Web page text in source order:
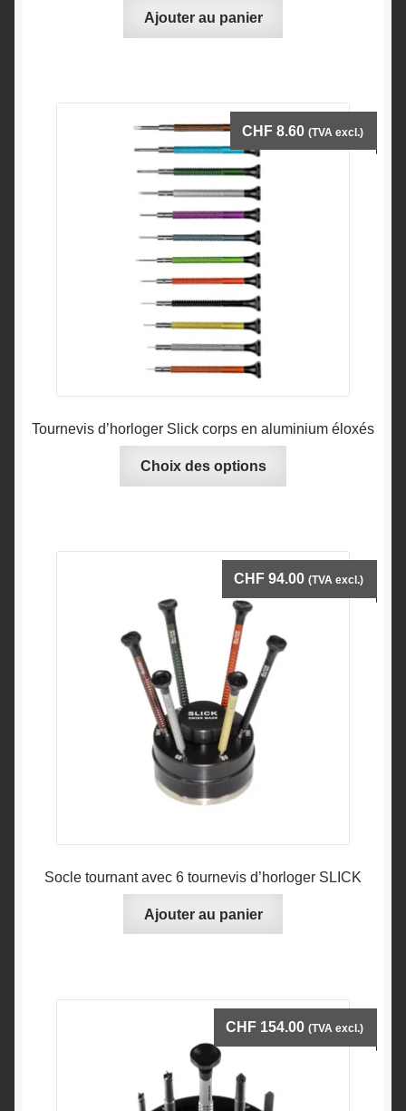
Ajouter au panier
Tournevis d’horloger Slick corps en aluminium éloxés
CHF 8.60 (TVA excl.)
Choix des options
Les
être
Socle tournant avec 6 tournevis d’horloger SLICK
CHF 94.00 (TVA excl.)
Ajouter au panier
CHF 154.00 (TVA excl.)